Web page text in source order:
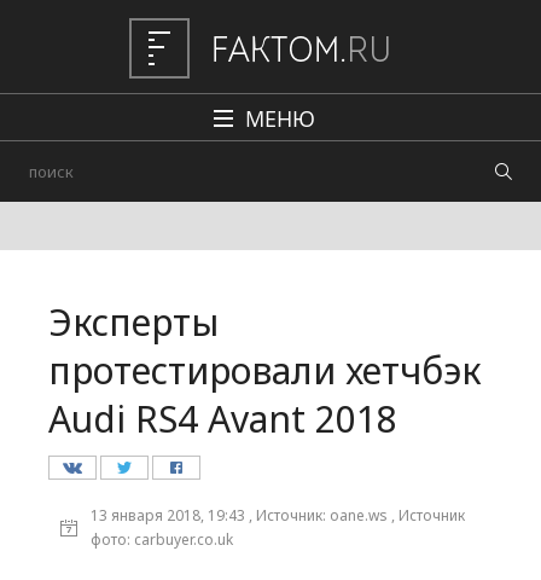
МЕНЮ
Происшествия
Редакция
Эксперты
протестировали хетчбэк
Audi RS4 Avant 2018
13 января 2018, 19:43 , Источник: oane.ws , Источник
фото: carbuyer.co.uk